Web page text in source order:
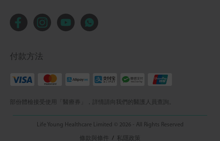
付款方法
部份體檢接受使用「醫療券」，詳情請向我們的醫護人員查詢。
Life Young Healthcare Limited © 2026 - All Rights Reserved
條款與條件 / 私隱政策